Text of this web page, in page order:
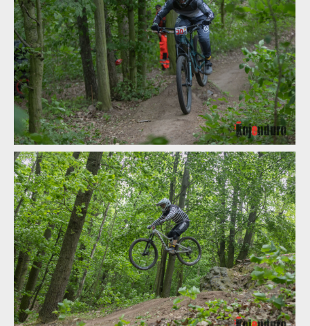
Kojenduro - horská cyklistika v Polabí? Zájem o závod předčil
očekávání!
Kojenduro - horská cyklistika v Polabí? Zájem o závod předčil
očekávání!
Kojenduro - horská cyklistika v Polabí? Zájem o závod předčil
očekávání!
Kojenduro - horská cyklistika v Polabí? Zájem o závod předčil
očekávání!
Kojenduro - horská cyklistika v Polabí? Zájem o závod předčil
očekávání!
Kojenduro - horská cyklistika v Polabí? Zájem o závod předčil
očekávání!